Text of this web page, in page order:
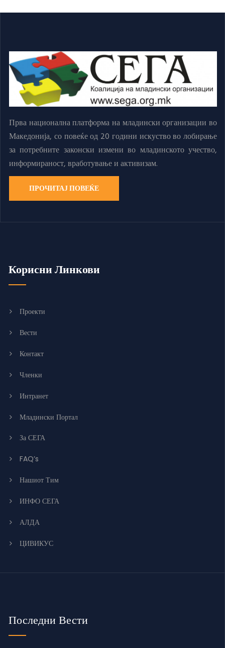
Прва национална платформа на младински организации во
Македонија, со повеќе од 20 години искуство во лобирање
за потребните законски измени во младинското учество,
информираност, вработување и активизам.
ПРОЧИТАЈ ПОВЕЌЕ
Корисни Линкови
Проекти
Вести
Контакт
Членки
Интранет
Младински Портал
За СЕГА
FAQ’s
Нашиот Тим
ИНФО СЕГА
АЛДА
ЦИВИКУС
Последни Вести